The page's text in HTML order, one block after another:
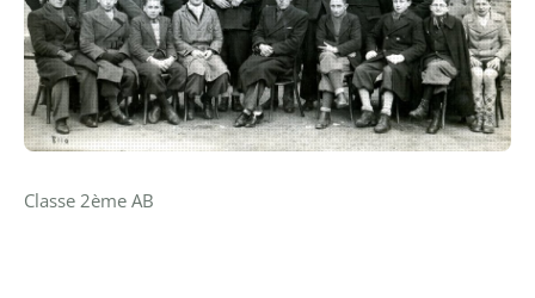
Classe 2ème AB